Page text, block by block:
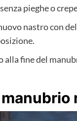
pieghe o
nastro con
alla fine del